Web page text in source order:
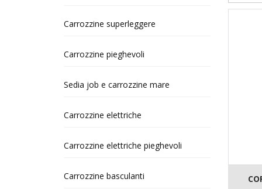
Carrozzine superleggere
Carrozzine pieghevoli
Sedia job e carrozzine mare
Carrozzine elettriche
Carrozzine elettriche pieghevoli
Carrozzine basculanti